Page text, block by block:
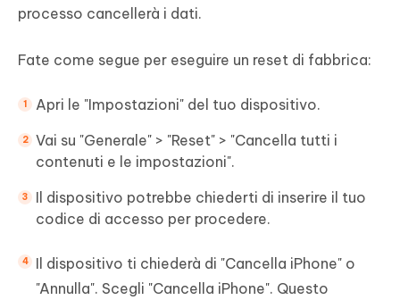
processo cancellerà i dati.
Fate come segue per eseguire un reset di fabbrica:
Apri le "Impostazioni" del tuo dispositivo.
Vai su "Generale" > "Reset" > "Cancella tutti i
contenuti e le impostazioni".
Il dispositivo potrebbe chiederti di inserire il tuo
codice di accesso per procedere.
Il dispositivo ti chiederà di "Cancella iPhone" o
"Annulla". Scegli "Cancella iPhone". Questo